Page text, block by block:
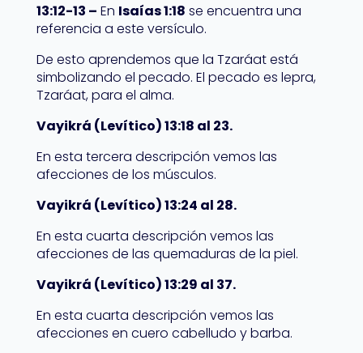
13:12-13 – En Isaías 1:18 se encuentra una
referencia a este versículo.
De esto aprendemos que la Tzaráat está
simbolizando el pecado. El pecado es lepra,
Tzaráat, para el alma.
Vayikrá (Levítico) 13:18 al 23.
En esta tercera descripción vemos las
afecciones de los músculos.
Vayikrá (Levítico) 13:24 al 28.
En esta cuarta descripción vemos las
afecciones de las quemaduras de la piel.
Vayikrá (Levítico) 13:29 al 37.
En esta cuarta descripción vemos las
afecciones en cuero cabelludo y barba.